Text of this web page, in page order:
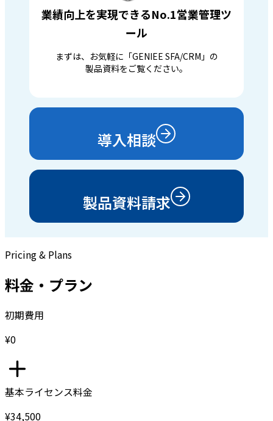
業績向上を実現できるNo.1営業管理ツ
ール
まずは、お気軽に「GENIEE SFA/CRM」の
製品資料をご覧ください。
導入相談
製品資料請求
Pricing & Plans
料金・プラン
初期費用
¥0
基本ライセンス料金
¥34,500